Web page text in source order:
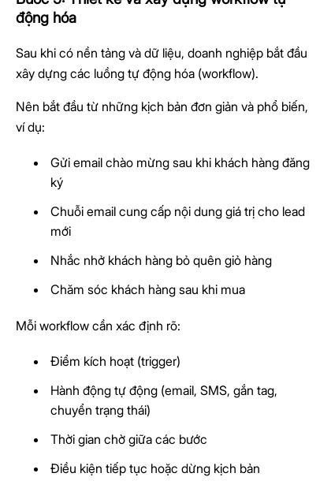
động hóa
Sau khi có nền tảng và dữ liệu, doanh nghiệp bắt đầu
xây dựng các luồng tự động hóa (workflow).
Nên bắt đầu từ những kịch bản đơn giản và phổ biến,
ví dụ:
Gửi email chào mừng sau khi khách hàng đăng
ký
Chuỗi email cung cấp nội dung giá trị cho lead
mới
Nhắc nhở khách hàng bỏ quên giỏ hàng
Chăm sóc khách hàng sau khi mua
Mỗi workflow cần xác định rõ:
Điểm kích hoạt (trigger)
Hành động tự động (email, SMS, gắn tag,
chuyển trạng thái)
Thời gian chờ giữa các bước
Điều kiện tiếp tục hoặc dừng kịch bản